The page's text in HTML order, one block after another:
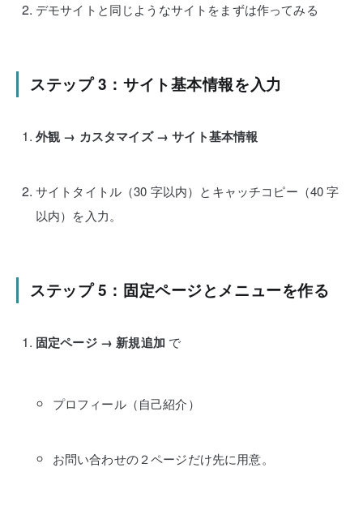
デモサイトと同じようなサイトをまずは作ってみる
ステップ 3：サイト基本情報を入力
外観 → カスタマイズ → サイト基本情報
サイトタイトル（30 字以内）とキャッチコピー（40 字
以内）を入力。
ステップ 5：固定ページとメニューを作る
固定ページ → 新規追加 で
プロフィール（自己紹介）
お問い合わせの２ページだけ先に用意。